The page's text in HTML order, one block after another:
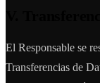
El Responsable se
Transferencias de